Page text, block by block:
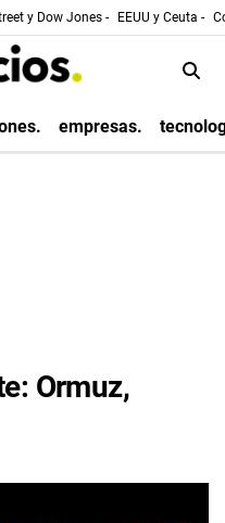
y Dow Jones - EEUU y Ceuta -
empresas.
Ormuz,